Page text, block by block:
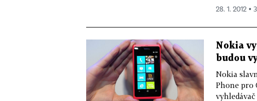
28. 1. 2012 ▪
Nokia
budou
Nokia
Phone pro